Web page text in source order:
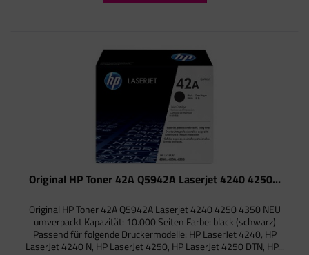
Original HP Toner 42A Q5942A Laserjet 4240 4250...
Original HP Toner 42A Q5942A Laserjet 4240 4250 4350 NEU
umverpackt Kapazität: 10.000 Seiten Farbe: black (schwarz)
Passend für folgende Druckermodelle: HP LaserJet 4240, HP
LaserJet 4240 N, HP LaserJet 4250, HP LaserJet 4250 DTN, HP...